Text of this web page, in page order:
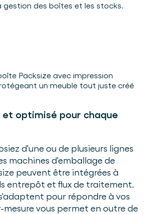
gestion des boîtes et les stocks.
et optimisé pour chaque
d'une ou de plusieurs lignes
machines d'emballage de
peuvent être intégrées à
entrepôt et flux de traitement.
pour répondre à vos
mesure vous permet en outre de